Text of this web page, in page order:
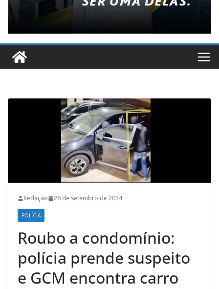
Redação 26 de setembro de 2024
POLÍCIA
Roubo a condomínio:
polícia prende suspeito
e GCM encontra carro